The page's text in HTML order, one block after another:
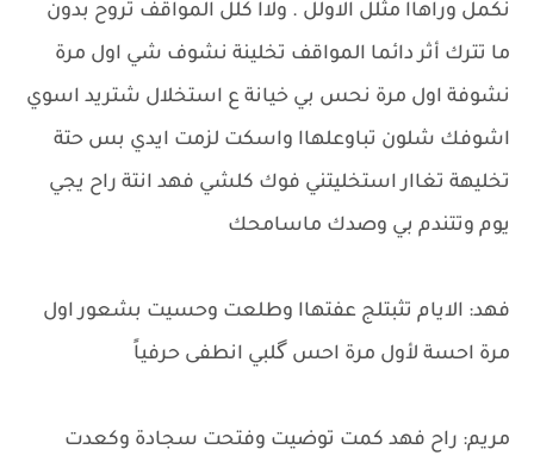
نكمل وراهاا مثلل الاولل . ولاا كلل المواقف تروح بدون
ما تترك أثر دائما المواقف تخلينة نشوف شي اول مرة
نشوفة اول مرة نحس بي خيانة ع استخلال شتريد اسوي
اشوفك شلون تباوعلهاا واسكت لزمت ايدي بس حتة
تخليهة تغاار استخليتني فوك كلشي فهد انتة راح يجي
يوم وتتندم بي وصدك ماسامحك
فهد: الايام تثبتلج عفتهاا وطلعت وحسيت بشعور اول
مرة احسة لأول مرة احس گلبي انطفى حرفياً
مريم: راح فهد كمت توضيت وفتحت سجادة وكعدت